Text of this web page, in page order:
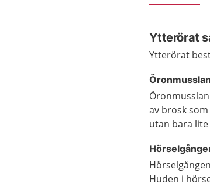
Ytterörat
Ytterörat
Öronmusslan
av brosk
utan bara
Huden i